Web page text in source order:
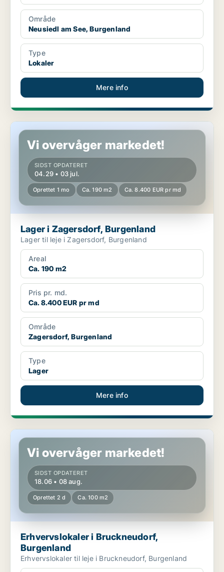
Område
Neusiedl am See, Burgenland
Type
Lokaler
Mere info
Lager i Zagersdorf, Burgenland
Vi overvåger markedet!
SIDST OPDATERET
04.29 • 03 jul.
Oprettet 1 mo Ca. 190 m2 Ca. 8.400 EUR pr md
Lager i Zagersdorf, Burgenland
Lager til leje i Zagersdorf, Burgenland
Areal
Ca. 190 m2
Pris pr. md.
Ca. 8.400 EUR pr md
Område
Zagersdorf, Burgenland
Type
Lager
Mere info
Erhvervslokaler i Bruckneudorf, Burgenland
Vi overvåger markedet!
SIDST OPDATERET
18.06 • 08 aug.
Oprettet 2 d Ca. 100 m2
Erhvervslokaler i Bruckneudorf,
Burgenland
Erhvervslokaler til leje i Bruckneudorf, Burgenland